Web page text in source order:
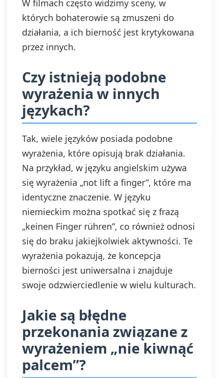
W filmach często widzimy sceny, w
których bohaterowie są zmuszeni do
działania, a ich bierność jest krytykowana
przez innych.
Czy istnieją podobne
wyrażenia w innych
językach?
Tak, wiele języków posiada podobne
wyrażenia, które opisują brak działania.
Na przykład, w języku angielskim używa
się wyrażenia „not lift a finger”, które ma
identyczne znaczenie. W języku
niemieckim można spotkać się z frazą
„keinen Finger rühren”, co również odnosi
się do braku jakiejkolwiek aktywności. Te
wyrażenia pokazują, że koncepcja
bierności jest uniwersalna i znajduje
swoje odzwierciedlenie w wielu kulturach.
Jakie są błędne
przekonania związane z
wyrażeniem „nie kiwnąć
palcem”?